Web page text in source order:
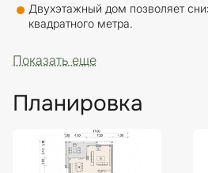
Двухэтажный дом позволяет
квадратного метра.
Показать еще
Планировка